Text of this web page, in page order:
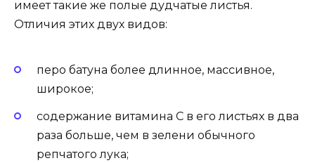
имеет такие же полые дудчатые листья.
Отличия этих двух видов:
перо батуна более длинное, массивное,
широкое;
содержание витамина С в его листьях в два
раза больше, чем в зелени обычного
репчатого лука;